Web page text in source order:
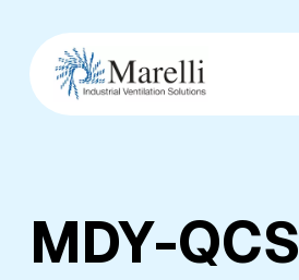
main
content
MDY-QCS